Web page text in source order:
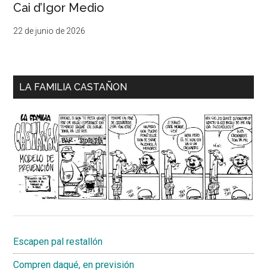
Cai d’Igor Medio
22 de junio de 2026
LA FAMILIA CASTAÑON
Escapen pal restallón
Compren daqué, en previsión